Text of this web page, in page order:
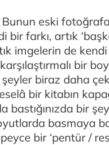
eski
bir farkı, artık
imgelerin de
bir
biraz daha
bir kitabın
bastığınızda bir
basmaya
bir ‘pentür /